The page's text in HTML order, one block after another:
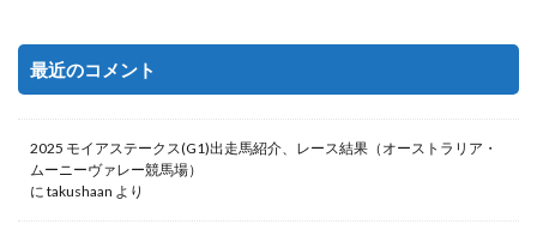
最近のコメント
2025 モイアステークス(G1)出走馬紹介、レース結果（オーストラリア・
ムーニーヴァレー競馬場）
に takushaan より